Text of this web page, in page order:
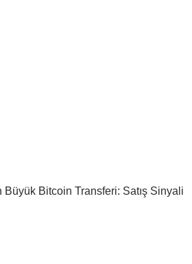
Büyük Bitcoin Transferi: Satış Sinyali